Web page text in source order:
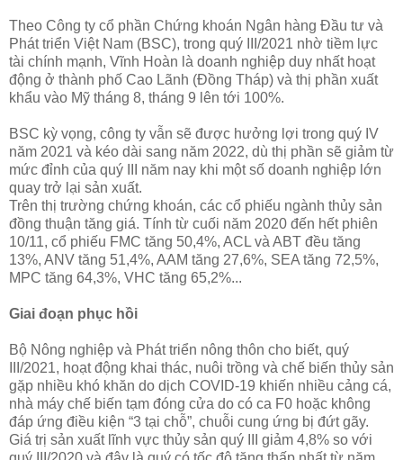
Theo Công ty cổ phần Chứng khoán Ngân hàng Đầu tư và
Phát triển Việt Nam (BSC), trong quý III/2021 nhờ tiềm lực
tài chính mạnh, Vĩnh Hoàn là doanh nghiệp duy nhất hoạt
động ở thành phố Cao Lãnh (Đồng Tháp) và thị phần xuất
khẩu vào Mỹ tháng 8, tháng 9 lên tới 100%.
BSC kỳ vọng, công ty vẫn sẽ được hưởng lợi trong quý IV
năm 2021 và kéo dài sang năm 2022, dù thị phần sẽ giảm từ
mức đỉnh của quý III năm nay khi một số doanh nghiệp lớn
quay trở lại sản xuất.
Trên thị trường chứng khoán, các cổ phiếu ngành thủy sản
đồng thuận tăng giá. Tính từ cuối năm 2020 đến hết phiên
10/11, cổ phiếu FMC tăng 50,4%, ACL và ABT đều tăng
13%, ANV tăng 51,4%, AAM tăng 27,6%, SEA tăng 72,5%,
MPC tăng 64,3%, VHC tăng 65,2%...
Giai đoạn phục hồi
Bộ Nông nghiệp và Phát triển nông thôn cho biết, quý
III/2021, hoạt động khai thác, nuôi trồng và chế biến thủy sản
gặp nhiều khó khăn do dịch COVID-19 khiến nhiều cảng cá,
nhà máy chế biến tạm đóng cửa do có ca F0 hoặc không
đáp ứng điều kiện “3 tại chỗ”, chuỗi cung ứng bị đứt gãy.
Giá trị sản xuất lĩnh vực thủy sản quý III giảm 4,8% so với